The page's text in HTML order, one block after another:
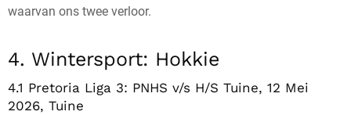
waarvan ons twee verloor.
4. Wintersport: Hokkie
4.1 Pretoria Liga 3: PNHS v/s H/S Tuine, 12 Mei
2026, Tuine